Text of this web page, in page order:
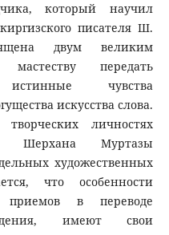
который научил
писателя Ш.
двум великим
передать
чувства
искусства слова.
личностях
Шерхана Муртазы
художественных
что особенности
приемов в переводе
имеют свои